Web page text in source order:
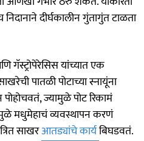
दीर्घकालीन गुंतागुंत टाळता
गॅस्ट्रोपेरेसिस यांच्यात एक
पातळी पोटाच्या स्नायूंना
ज्यामुळे पोट रिकामं
मधुमेहाचं व्यवस्थापन करणं
साखरआतड्यांचे कार्यबिघडवतं.